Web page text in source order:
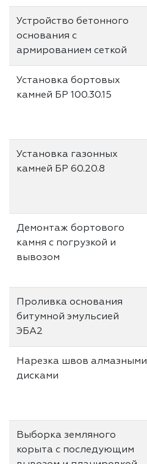
Устройство бетонного
основания с
армированием сеткой
Установка бортовых
камней БР 100.30.15
Установка газонных
камней БР 60.20.8
Демонтаж бортового
камня с погрузкой и
вывозом
Проливка основания
битумной эмульсией
ЭБА2
Нарезка швов алмазными
дисками
Выборка земляного
корыта с последующим